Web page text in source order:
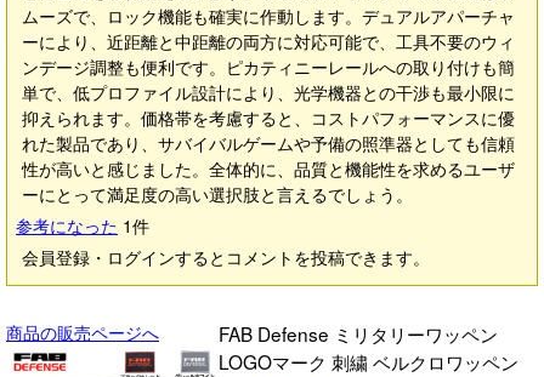
ムーズで、ロック機能も確実に作動します。デュアルアパーチャ
ーにより、近距離と中距離の両方に対応可能で、工具不要のウィ
ンデージ調整も便利です。ピカティニーレールへの取り付けも簡
単で、低プロファイル設計により、光学機器との干渉も最小限に
抑えられます。価格帯を考慮すると、コストパフォーマンスに優
れた製品であり、サバイバルゲームや予備の照準器としても信頼
性が高いと感じました。全体的に、品質と機能性を求めるユーザ
ーにとって満足度の高い選択肢と言えるでしょう。
参考になった 1件
会員登録・ログインするとコメントを投稿できます。
商品の販売ページへ
FAB Defense ミリタリーワッペン
LOGOマーク 刺繍 ベルクロワッペン